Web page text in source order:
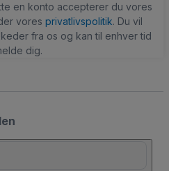
en konto accepterer du vores
vores privatlivspolitik. Du vil
fra os og kan til enhver tid
dig.